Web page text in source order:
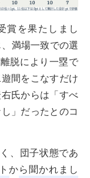
賞を果たしまし
満場一致での選
脱により一塁で
間をこなすだけ
氏からは「すべ
」だったとのコ
、団子状態であ
から聞かれまし